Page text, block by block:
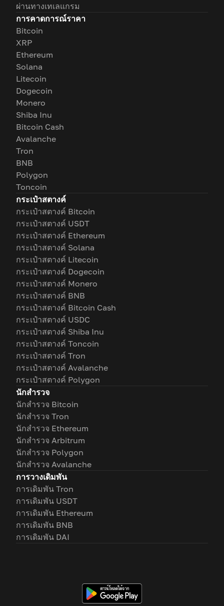
ผ่านทางเทเลแกรม
การคาดการณ์ราคา
Bitcoin
XRP
Ethereum
Solana
Litecoin
Dogecoin
Monero
Shiba Inu
Bitcoin Cash
Avalanche
Tron
BNB
Polygon
Toncoin
กระเป๋าสตางค์
กระเป๋าสตางค์ Bitcoin
กระเป๋าสตางค์ USDT
กระเป๋าสตางค์ Ethereum
กระเป๋าสตางค์ Solana
กระเป๋าสตางค์ Litecoin
กระเป๋าสตางค์ Dogecoin
กระเป๋าสตางค์ Monero
กระเป๋าสตางค์ BNB
กระเป๋าสตางค์ Bitcoin Cash
กระเป๋าสตางค์ USDC
กระเป๋าสตางค์ Shiba Inu
กระเป๋าสตางค์ Toncoin
กระเป๋าสตางค์ Tron
กระเป๋าสตางค์ Avalanche
กระเป๋าสตางค์ Polygon
นักสำรวจ
นักสำรวจ Bitcoin
นักสำรวจ Tron
นักสำรวจ Ethereum
นักสำรวจ Arbitrum
นักสำรวจ Polygon
นักสำรวจ Avalanche
การวางเดิมพัน
การเดิมพัน Tron
การเดิมพัน USDT
การเดิมพัน Ethereum
การเดิมพัน BNB
การเดิมพัน DAI